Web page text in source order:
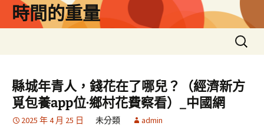
時間的重量
搜
尋
鍵
字:
縣城年青人，錢花在了哪兒？（經濟新方
覓包養app位·鄉村花費察看）_中國網
2025 年 4 月 25 日 未分類 admin